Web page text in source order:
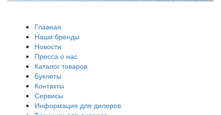
Главная
Наши бренды
Новости
Пресса о нас
Каталог товаров
Буклеты
Контакты
Сервисы
Информация для дилеров